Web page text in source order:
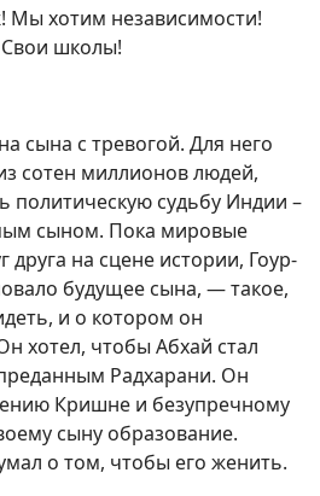
хотим независимости!
Свои школы!
сына с тревогой. Для него
сотен миллионов людей,
политическую судьбу Индии –
сыном. Пока мировые
друга на сцене истории, Гоур-
будущее сына, — такое,
и о котором он
хотел, чтобы Абхай стал
Радхарани. Он
Кришне и безупречному
сыну образование.
о том, чтобы его женить.